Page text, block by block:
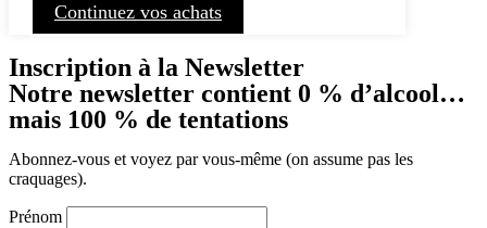
Continuez vos achats
Inscription à la Newsletter
Notre newsletter contient 0 % d’alcool…
mais 100 % de tentations
Abonnez-vous et voyez par vous-même (on assume pas les
craquages).
Prénom